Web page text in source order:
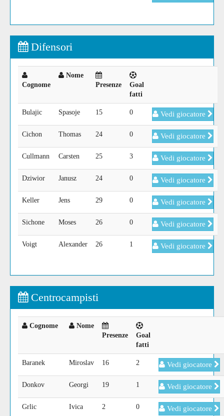
Difensori
Cognome
Nome
Presenze
Goal
fatti
Bulajic Spasoje 15 0 Vedi giocatore
Cichon Thomas 24 0 Vedi giocatore
Cullmann Carsten 25 3 Vedi giocatore
Dziwior Janusz 24 0 Vedi giocatore
Keller Jens 29 0 Vedi giocatore
Sichone Moses 26 0 Vedi giocatore
Voigt Alexander 26 1 Vedi giocatore
Centrocampisti
Cognome
Nome
Presenze
Goal
fatti
Baranek Miroslav 16 2 Vedi giocatore
Donkov Georgi 19 1 Vedi giocatore
Grlic Ivica 2 0 Vedi giocatore